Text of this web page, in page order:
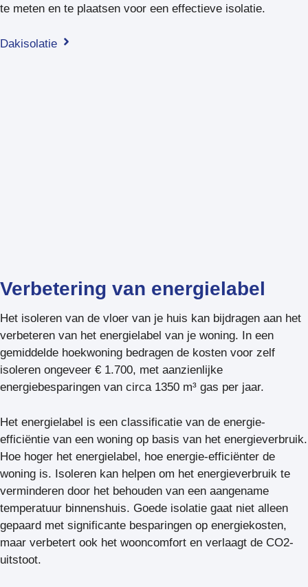
te meten en te plaatsen voor een effectieve isolatie.
Dakisolatie
Verbetering van energielabel
Het isoleren van de vloer van je huis kan bijdragen aan het
verbeteren van het energielabel van je woning. In een
gemiddelde hoekwoning bedragen de kosten voor zelf
isoleren ongeveer € 1.700, met aanzienlijke
energiebesparingen van circa 1350 m³ gas per jaar.
Het energielabel is een classificatie van de energie-
efficiëntie van een woning op basis van het energieverbruik.
Hoe hoger het energielabel, hoe energie-efficiënter de
woning is. Isoleren kan helpen om het energieverbruik te
verminderen door het behouden van een aangename
temperatuur binnenshuis. Goede isolatie gaat niet alleen
gepaard met significante besparingen op energiekosten,
maar verbetert ook het wooncomfort en verlaagt de CO2-
uitstoot.